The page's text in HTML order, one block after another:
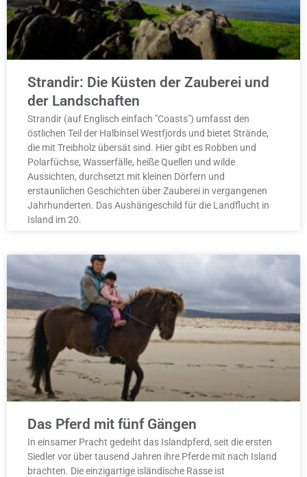
Strandir: Die Küsten der Zauberei und
der Landschaften
Strandir (auf Englisch einfach "Coasts") umfasst den
östlichen Teil der Halbinsel Westfjords und bietet Strände,
die mit Treibholz übersät sind. Hier gibt es Robben und
Polarfüchse, Wasserfälle, heiße Quellen und wilde
Aussichten, durchsetzt mit kleinen Dörfern und
erstaunlichen Geschichten über Zauberei in vergangenen
Jahrhunderten. Das Aushängeschild für die Landflucht in
Island im 20.
Das Pferd mit fünf Gängen
In einsamer Pracht gedeiht das Islandpferd, seit die ersten
Siedler vor über tausend Jahren ihre Pferde mit nach Island
brachten. Die einzigartige isländische Rasse ist